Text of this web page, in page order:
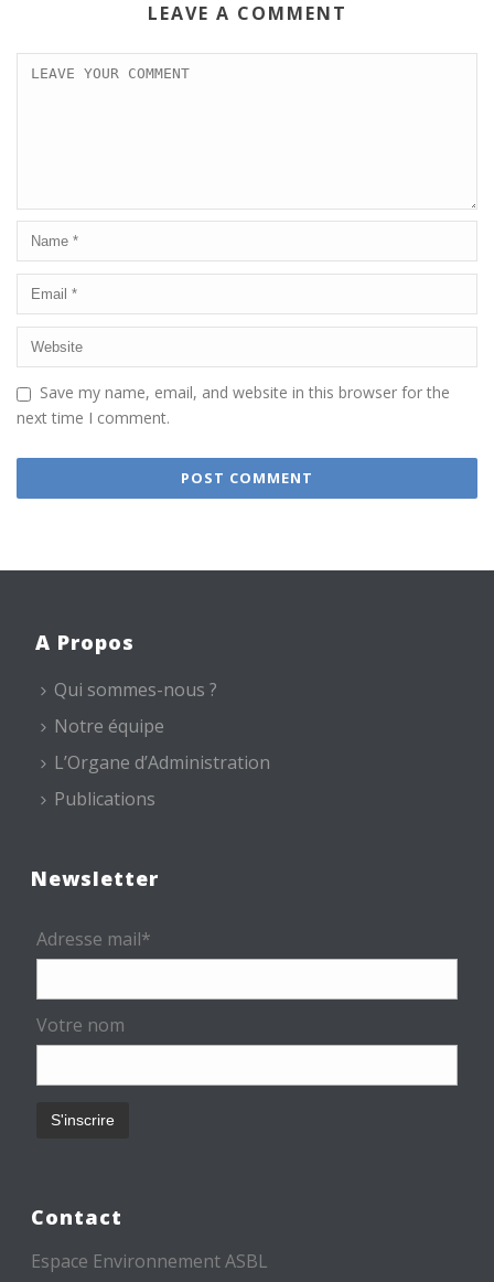
LEAVE A COMMENT
Save my name, email, and website in this browser for the
next time I comment.
A Propos
Qui sommes-nous ?
Notre équipe
L’Organe d’Administration
Publications
Newsletter
Adresse mail*
Votre nom
Contact
Espace Environnement ASBL